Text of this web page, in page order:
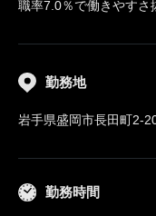
職率7.0％で働きやすさ
勤務地
岩手県盛岡市長田町2-
勤務時間